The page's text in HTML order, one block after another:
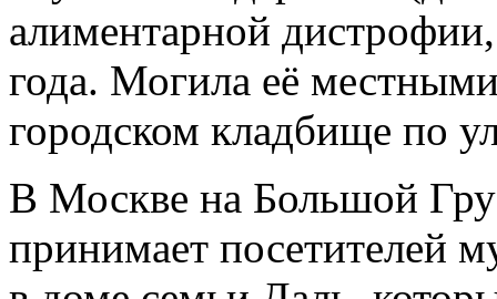
алиментарной
года. Могила её
городском кладбище по
В Москве на Большой
принимает посетителей